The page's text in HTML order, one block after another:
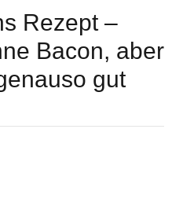
Rezept –
Bacon, aber
gut